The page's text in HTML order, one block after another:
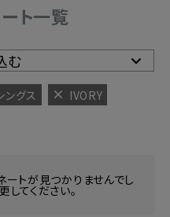
ト一覧
む
グス
IVORY
トが見つかりませんでし
してください。